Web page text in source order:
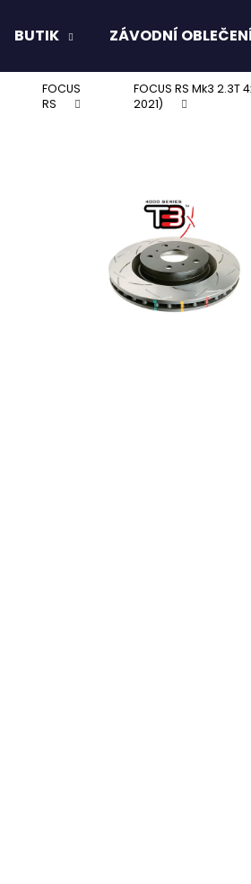
BUTIK ZÁVODNÍ
FOCUS
RS
FOCUS RS Mk3 2.3T
2021)
Co potřebujete najít?
Doporučujeme